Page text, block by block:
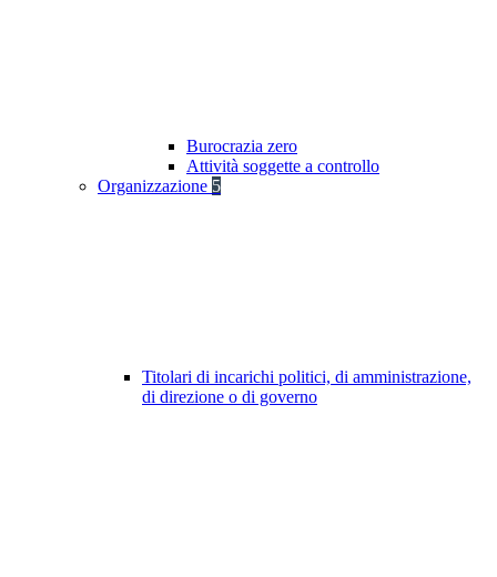
Burocrazia zero
Attività soggette a controllo
Organizzazione 5
Titolari di incarichi politici, di amministrazione,
di direzione o di governo